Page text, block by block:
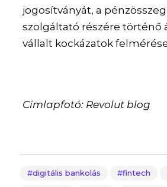
jogosítványát, a
szolgáltató részére történő
vállalt kockázatok
Címlapfotó: Revolut blog
digitális bankolás fintech